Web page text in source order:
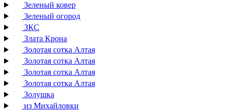
Зеленый ковер
Зеленый огород
ЗКС
Злата Крона
Золотая сотка Алтая
Золотая сотка Алтая
Золотая сотка Алтая
Золотая сотка Алтая
Золушка
из Михайловки